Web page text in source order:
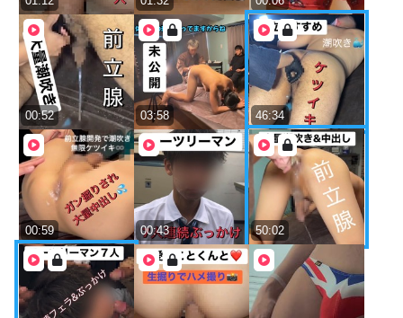
00:52 03:58 46:34
00:59 00:43 50:02